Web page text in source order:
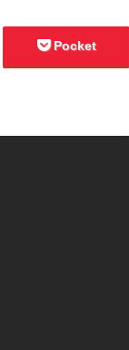
Pocket